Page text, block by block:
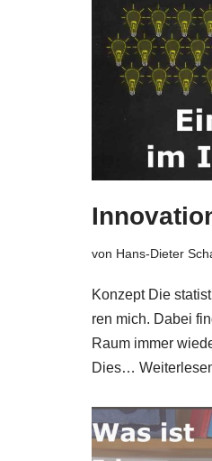
von Hans-Dieter
Kon­zept Die
ren mich. Dabei
Raum immer
Dies…